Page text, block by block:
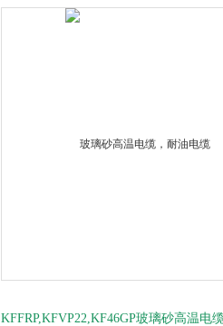
KFFRP,KFVP22,KF46GP玻璃砂高温电